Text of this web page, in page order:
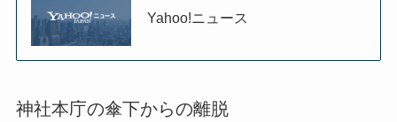
Yahoo!ニュース
神社本庁の傘下からの離脱